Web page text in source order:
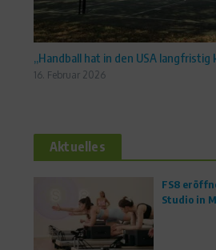
„Handball hat in den USA langfristig
16. Februar 2026
Aktuelles
FS8
Studio in